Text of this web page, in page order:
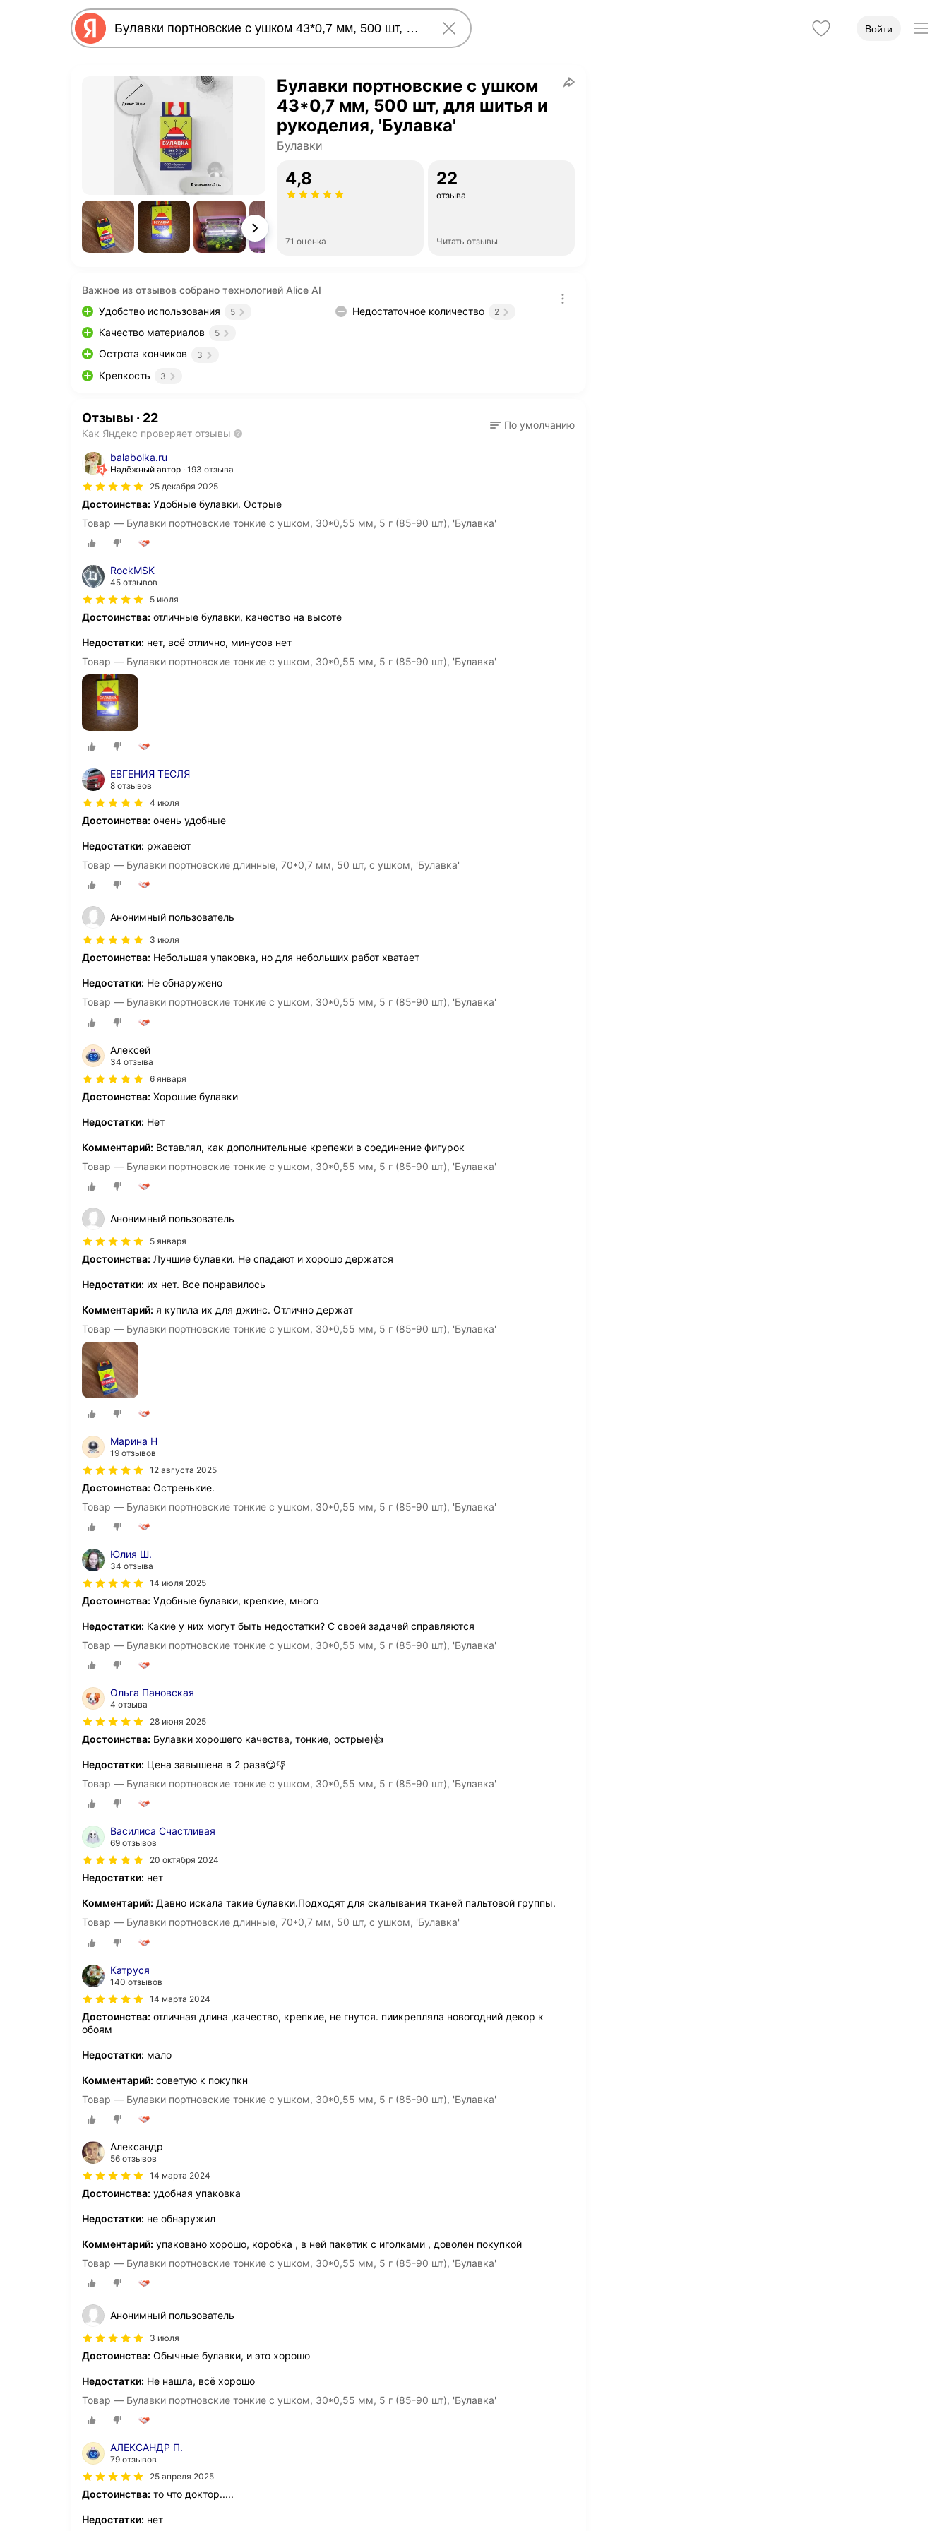
Войти
Булавки портновские с ушком
43*0,7 мм, 500 шт, для шитья и
рукоделия, 'Булавка'
Булавки
4,8
71 оценка
22
отзыва
Читать отзывы
Важное из отзывов собрано технологией Alice AI
Удобство использования
5
Качество материалов 5
Острота кончиков 3
Крепкость 3
Недостаточное количество 2
Отзывы · 22
Как Яндекс проверяет отзывы
По умолчанию
balabolka.ru
Надёжный автор 193 отзыва
25 декабря 2025
Достоинства: Удобные булавки. Острые
Товар — Булавки портновские тонкие с ушком, 30*0,55 мм, 5 г (85-90 шт), 'Булавка'
RockMSK
45 отзывов
5 июля
Достоинства: отличные булавки, качество на высоте
Недостатки: нет, всё отлично, минусов нет
Товар — Булавки портновские тонкие с ушком, 30*0,55 мм, 5 г (85-90 шт), 'Булавка'
ЕВГЕНИЯ ТЕСЛЯ
8 отзывов
4 июля
Достоинства: очень удобные
Недостатки: ржавеют
Товар — Булавки портновские длинные, 70*0,7 мм, 50 шт, с ушком, 'Булавка'
Анонимный пользователь
3 июля
Достоинства: Небольшая упаковка, но для небольших работ хватает
Недостатки: Не обнаружено
Товар — Булавки портновские тонкие с ушком, 30*0,55 мм, 5 г (85-90 шт), 'Булавка'
Алексей
34 отзыва
6 января
Достоинства: Хорошие булавки
Недостатки: Нет
Комментарий: Вставлял, как дополнительные крепежи в соединение фигурок
Товар — Булавки портновские тонкие с ушком, 30*0,55 мм, 5 г (85-90 шт), 'Булавка'
Анонимный пользователь
5 января
Достоинства: Лучшие булавки. Не спадают и хорошо держатся
Недостатки: их нет. Все понравилось
Комментарий: я купила их для джинс. Отлично держат
Товар — Булавки портновские тонкие с ушком, 30*0,55 мм, 5 г (85-90 шт), 'Булавка'
Марина Н
19 отзывов
12 августа 2025
Достоинства: Остренькие.
Товар — Булавки портновские тонкие с ушком, 30*0,55 мм, 5 г (85-90 шт), 'Булавка'
Юлия Ш.
34 отзыва
14 июля 2025
Достоинства: Удобные булавки, крепкие, много
Недостатки: Какие у них могут быть недостатки? С своей задачей справляются
Товар — Булавки портновские тонкие с ушком, 30*0,55 мм, 5 г (85-90 шт), 'Булавка'
Ольга Пановская
4 отзыва
28 июня 2025
Достоинства: Булавки хорошего качества, тонкие, острые)👍
Недостатки: Цена завышена в 2 разв😏👎
Товар — Булавки портновские тонкие с ушком, 30*0,55 мм, 5 г (85-90 шт), 'Булавка'
Василиса Счастливая
69 отзывов
20 октября 2024
Недостатки: нет
Комментарий: Давно искала такие булавки.Подходят для скалывания тканей пальтовой группы.
Товар — Булавки портновские длинные, 70*0,7 мм, 50 шт, с ушком, 'Булавка'
Катруся
140 отзывов
14 марта 2024
Достоинства: отличная длина ,качество, крепкие, не гнутся. пиикрепляла новогодний декор к
обоям
Недостатки: мало
Комментарий: советую к покупкн
Товар — Булавки портновские тонкие с ушком, 30*0,55 мм, 5 г (85-90 шт), 'Булавка'
Александр
56 отзывов
14 марта 2024
Достоинства: удобная упаковка
Недостатки: не обнаружил
Комментарий: упаковано хорошо, коробка , в ней пакетик с иголками , доволен покупкой
Товар — Булавки портновские тонкие с ушком, 30*0,55 мм, 5 г (85-90 шт), 'Булавка'
Анонимный пользователь
3 июля
Достоинства: Обычные булавки, и это хорошо
Недостатки: Не нашла, всё хорошо
Товар — Булавки портновские тонкие с ушком, 30*0,55 мм, 5 г (85-90 шт), 'Булавка'
АЛЕКСАНДР П.
79 отзывов
25 апреля 2025
Достоинства: то что доктор.....
Недостатки: нет